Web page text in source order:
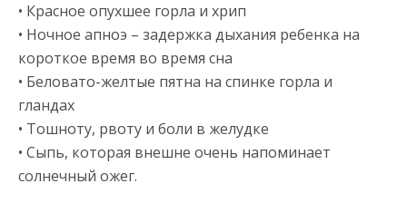
• Красное опухшее горла и хрип
• Ночное апноэ – задержка дыхания ребенка на
короткое время во время сна
• Беловато-желтые пятна на спинке горла и
гландах
• Тошноту, рвоту и боли в желудке
• Сыпь, которая внешне очень напоминает
солнечный ожег.